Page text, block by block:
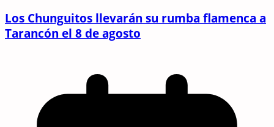
Los Chunguitos llevarán su rumba flamenca a
Tarancón el 8 de agosto